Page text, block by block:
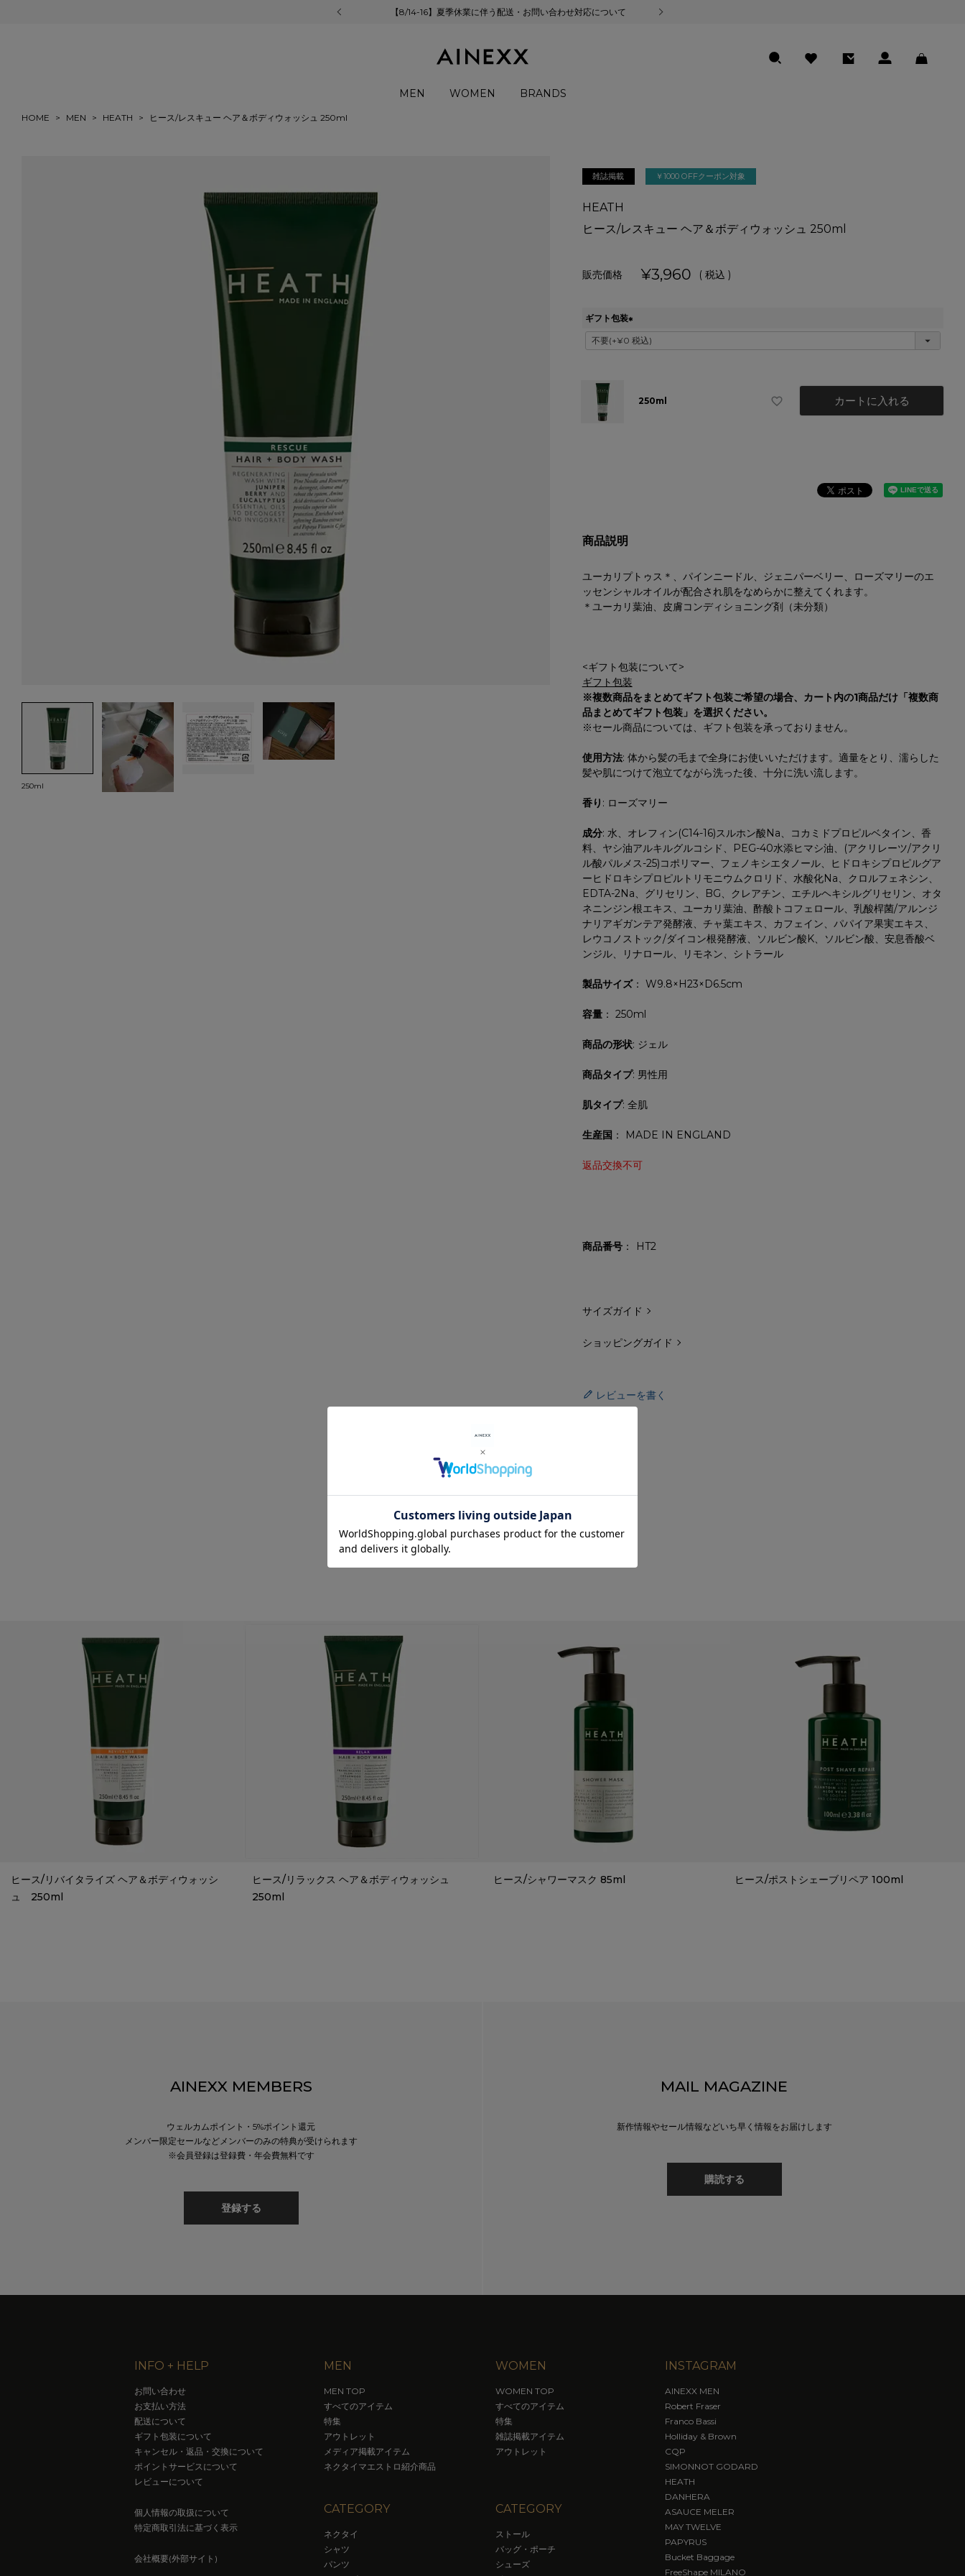
【8/14-16】夏季休業に伴う配送・お問い合わせ対応について
MEN WOMEN BRANDS
HOME MEN HEATH ヒース/レスキュー ヘア＆ボディウォッシュ 250ml
250ml
雑誌掲載 ￥1000 OFFクーポン対象
HEATH
ヒース/レスキュー ヘア＆ボディウォッシュ 250ml
¥3,960 税込
ギフト包装
(
必
250ml
カートに入れる
商品説明
ユーカリプトゥス＊、パインニードル、ジェニパーベリー、ローズマリーのエ
ッセンシャルオイルが配合され肌をなめらかに整えてくれます。
＊ユーカリ葉油、皮膚コンディショニング剤（未分類）
<ギフト包装について>
ギフト包装
※複数商品をまとめてギフト包装ご希望の場合、カート内の1商品だけ「複数商
品まとめてギフト包装」を選択ください。
※セール商品については、ギフト包装を承っておりません。
使用方法: 体から髪の毛まで全身にお使いいただけます。適量をとり、濡らした
髪や肌につけて泡立てながら洗った後、十分に洗い流します。
香り : ローズマリー
成分: 水、オレフィン(C14-16)スルホン酸Na、コカミドプロピルベタイン、香
料、ヤシ油アルキルグルコシド、PEG-40水添ヒマシ油、(アクリレーツ/アクリ
ル酸パルメス-25)コポリマー、フェノキシエタノール、ヒドロキシプロピルグア
ーヒドロキシプロピルトリモニウムクロリド、水酸化Na、クロルフェネシン、
EDTA-2Na、グリセリン、BG、クレアチン、エチルヘキシルグリセリン、オタ
ネニンジン根エキス、ユーカリ葉油、酢酸トコフェロール、乳酸桿菌/アルンジ
ナリアギガンテア発酵液、チャ葉エキス、カフェイン、パパイア果実エキス、
レウコノストック/ダイコン根発酵液、ソルビン酸K、ソルビン酸、安息香酸ベ
ンジル、リナロール、リモネン、シトラール
製品サイズ： W9.8×H23×D6.5cm
容量： 250ml
商品の形状: ジェル
商品タイプ: 男性用
肌タイプ: 全肌
生産国 ： MADE IN ENGLAND
返品交換不可
商品番号 HT2
サイズガイド
ショッピングガイド
レビューを書く
RECOMMENDED ITEMS
ヒース/リバイタライズ ヘア＆ボディウォッシ
ュ 250ml
ヒース/リラックス ヘア＆ボディウォッシュ
250ml
ヒース/シャワーマスク 85ml ヒース/ポストシェーブリペア 100ml
AINEXX MEMBERS
ウェルカムポイント・5%ポイント還元
メンバー限定セールなどメンバーのみの特典が受けられます
※会員登録は登録費・年会費無料です
登録する
MAIL MAGAZINE
新作情報やセール情報などいち早く情報をお届けします
購読する
INFO + HELP
お問い合わせ
お支払い方法
配送について
ギフト包装について
キャンセル・返品・交換について
ポイントサービスについて
レビューについて
個人情報の取扱について
特定商取引法に基づく表示
会社概要(外部サイト)
MEN
MEN TOP
すべてのアイテム
特集
アウトレット
メディア掲載アイテム
ネクタイマエストロ紹介商品
CATEGORY
ネクタイ
シャツ
パンツ
WOMEN
WOMEN TOP
すべてのアイテム
特集
雑誌掲載アイテム
アウトレット
CATEGORY
ストール
バッグ・ポーチ
シューズ
INSTAGRAM
AINEXX MEN
Robert Fraser
Franco Bassi
Holliday & Brown
CQP
SIMONNOT GODARD
HEATH
DANHERA
ASAUCE MELER
MAY TWELVE
PAPYRUS
Bucket Baggage
FreeShape MILANO